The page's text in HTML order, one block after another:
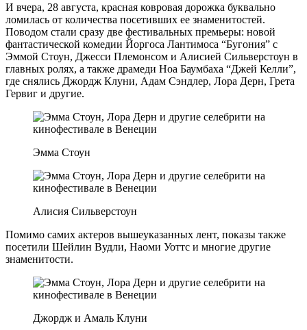
И вчера, 28 августа, красная ковровая дорожка буквально
ломилась от количества посетивших ее знаменитостей.
Поводом стали сразу две фестивальных премьеры: новой
фантастической комедии Йоргоса Лантимоса “Бугония” с
Эммой Стоун, Джесси Племонсом и Алисией Сильверстоун в
главных ролях, а также драмеди Ноа Баумбаха “Джей Келли”,
где снялись Джордж Клуни, Адам Сэндлер, Лора Дерн, Грета
Гервиг и другие.
Эмма Стоун
Алисия Сильверстоун
Помимо самих актеров вышеуказанных лент, показы также
посетили Шейлин Вудли, Наоми Уоттс и многие другие
знаменитости.
Джордж и Амаль Клуни